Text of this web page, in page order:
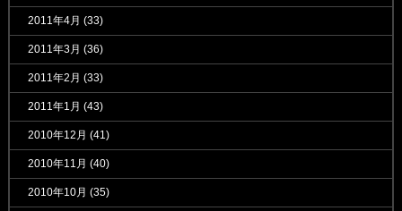
2011年4月 (33)
2011年3月 (36)
2011年2月 (33)
2011年1月 (43)
2010年12月 (41)
2010年11月 (40)
2010年10月 (35)